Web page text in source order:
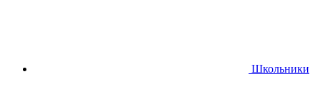
Школьники